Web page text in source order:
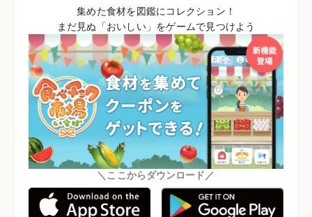
集めた食材を図鑑にコレクション！
まだ見ぬ「おいしい」をゲームで見つけよう
＼ここからダウンロード／